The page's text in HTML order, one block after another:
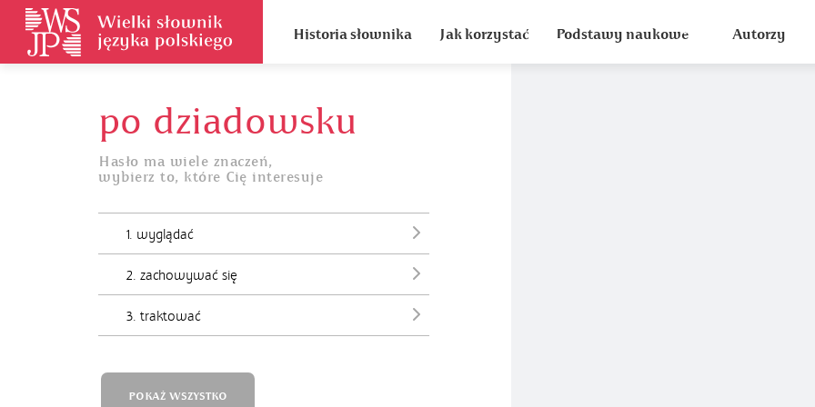
Historia słownika Jak korzystać Podstawy naukowe Autorzy
po dziadowsku
Hasło ma wiele znaczeń,
wybierz to, które Cię interesuje
1. wyglądać
2. zachowywać się
3. traktować
POKAŻ WSZYSTKO